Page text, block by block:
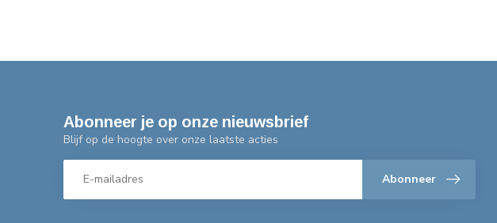
Abonneer je op onze nieuwsbrief
Blijf op de hoogte over onze laatste acties
Abonneer